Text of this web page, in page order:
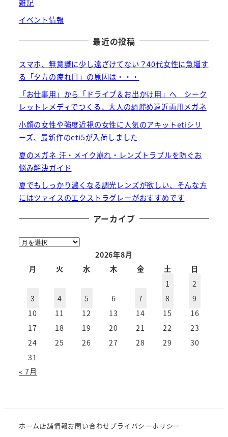
雑記
イベント情報
最近の投稿
スマホ、無意識に少し遠ざけてない？40代女性に急増す
る「夕方の疲れ目」の原因は・・・
「お仕事用」から「ドライブ＆お出かけ用」へ シーク
レットレメディでつくる、大人の綺麗め遠近両用メガネ
小顔の女性や強度近視の女性に人気のアキットetiシリ
ーズ、最新作のeti5が入荷しました
夏のメガネ 汗・メイク崩れ・レンズトラブルを防ぐお
悩み解決ガイド
夏でもしっかり濃くなる調光レンズが欲しい、そんな方
にはツァイスのエクストラグレーがおすすめです
アーカイブ
ア
2026年8月
月
火 水 木 金 土
日
1
2
3
4 5 6 7 8
9
10
11 12 13 14 15
16
17
18 19 20 21 22
23
24
25 26 27 28 29
30
31
« 7月
ホーム店舗情報お問い合わせプライバシーポリシー